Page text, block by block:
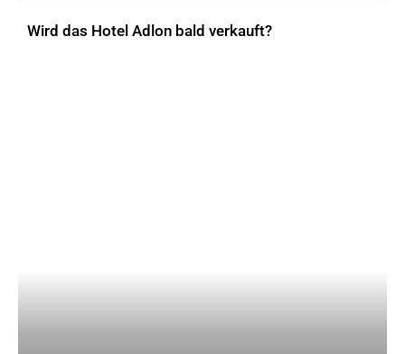
Wird das Hotel Adlon bald verkauft?